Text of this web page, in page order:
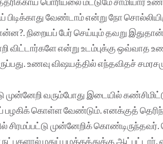
பிடிக்காது வேண்டாம் என்று நோ
என்ன?. நிறையப் பேர் செய்யும் தவறு
விட்டார்களே என்று உடம்புக்கு ஒவ்வாத
உணவு விஷயத்தில் எந்தவிதச்
முன்னேறி வரும்போது இடையில்
கொள்ள வேண்டும். எனக்குத்
சிரமப்பட்டு முன்னேறிக்
மதுப் பழக்கத்துக்கு